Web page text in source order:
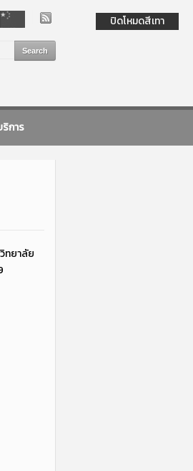
ริการ
ทยาลัย
ปิดโหมดสีเทา